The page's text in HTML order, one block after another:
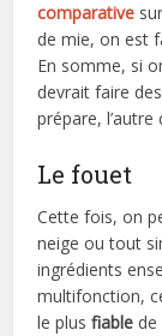
comparative
de mie, on est
En somme, si
devrait faire des
prépare, l’autre
Le fouet
Cette fois, on
neige ou tout
ingrédients
multifonction,
le plusfiable